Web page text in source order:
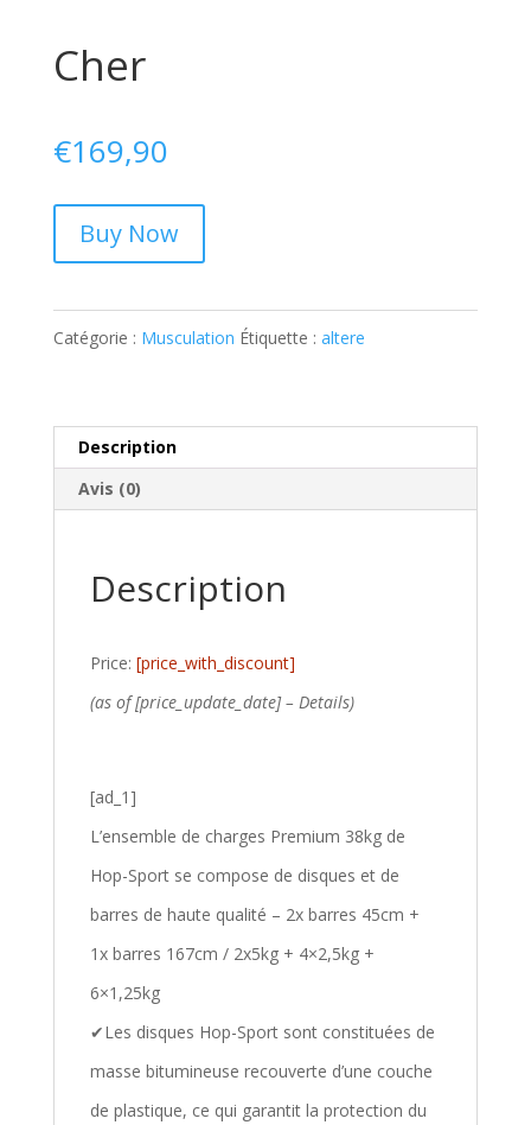
Cher
€169,90
Buy Now
Catégorie : Musculation Étiquette : altere
Description
Avis (0)
Description
Price: [price_with_discount]
(as of [price_update_date] – Details)
[ad_1]
L’ensemble de charges Premium 38kg de
Hop-Sport se compose de disques et de
barres de haute qualité – 2x barres 45cm +
1x barres 167cm / 2x5kg + 4×2,5kg +
6×1,25kg
✔Les disques Hop-Sport sont constituées de
masse bitumineuse recouverte d’une couche
de plastique, ce qui garantit la protection du